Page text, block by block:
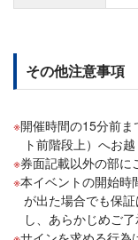
その他注意事項
開催時間の15分前
ト前階段上）へお
券面記載以外の部に
本イベントの開始時
が出た場合でも保
し、あらかじめご